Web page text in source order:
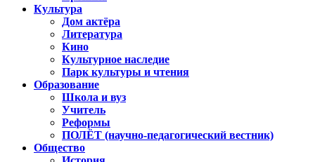
Культура
Дом актёра
Литература
Кино
Культурное наследие
Парк культуры и чтения
Образование
Школа и вуз
Учитель
Реформы
ПОЛЁТ (научно-педагогический вестник)
Общество